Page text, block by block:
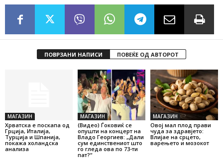
ПОВРЗАНИ НАПИСИ ПОВЕЌЕ ОД АВТОРОТ
МАГАЗИН
Хрватска е поскапа од
Грција, Италија,
Турција и Шпанија,
покажа холандска
анализа
МАГАЗИН
(Видео) Ѓоковиќ се
опушти на концерт на
Владо Георгиев: „Дали
сум единствениот што
го гледа ова по 73-ти
пат?“
МАГАЗИН
Овој мал плод прави
чуда за здравјето:
Влијае на срцето,
варењето и мозокот